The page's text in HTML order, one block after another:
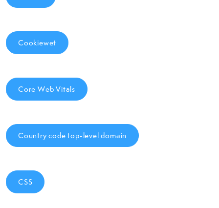
Cookiewet
Core Web Vitals
Country code top-level domain
CSS